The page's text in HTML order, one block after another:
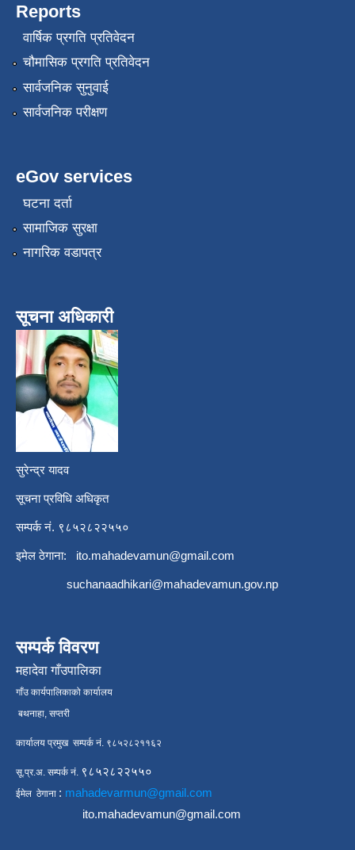
Reports
वार्षिक प्रगति प्रतिवेदन
चौमासिक प्रगति प्रतिवेदन
सार्वजनिक सुनुवाई
सार्वजनिक परीक्षण
eGov services
घटना दर्ता
सामाजिक सुरक्षा
नागरिक वडापत्र
सूचना अधिकारी
सुरेन्द्र यादव
सूचना प्रविधि अधिकृत
सम्पर्क नं. ९८५२८२२५५०
इमेल ठेगाना: ito.mahadevamun@gmail.com
suchanaadhikari@mahadevamun.gov.np
सम्पर्क विवरण
महादेवा गाँउपालिका
गाँउ कार्यपालिकाको कार्यालय
बथनाहा, सप्तरी
कार्यालय प्रमुख सम्पर्क नं. ९८५२८२११६२
सू.प्र.अ. सम्पर्क नं. ९८५२८२२५५०
ईमेल ठेगाना : mahadevarmun@gmail.com
ito.mahadevamun@gmail.com